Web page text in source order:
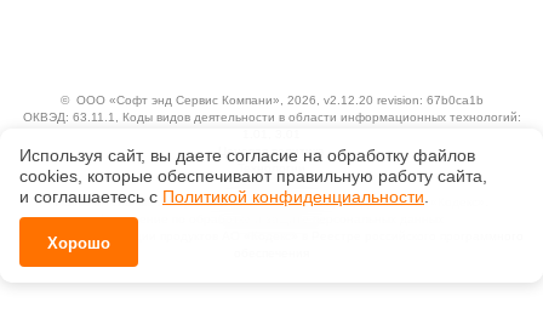
© ООО «Софт энд Сервис Компани» , 2026, v2.12.20 revision: 67b0ca1b
ОКВЭД: 63.11.1, Коды видов деятельности в области информационных технологий:
Ценовая политика
Исключительные авторские и смежные права принадлежат АО «Кодекс».
Положение по обработке и защите персональных данных
Справка о регистрации продуктов АО «Кодекс» в Реестре российского программного
Используя сайт, вы даете согласие на обработку файлов
сооkiеs, которые обеспечивают правильную работу сайта,
и соглашаетесь с Политикой конфиденциальности.
Хорошо